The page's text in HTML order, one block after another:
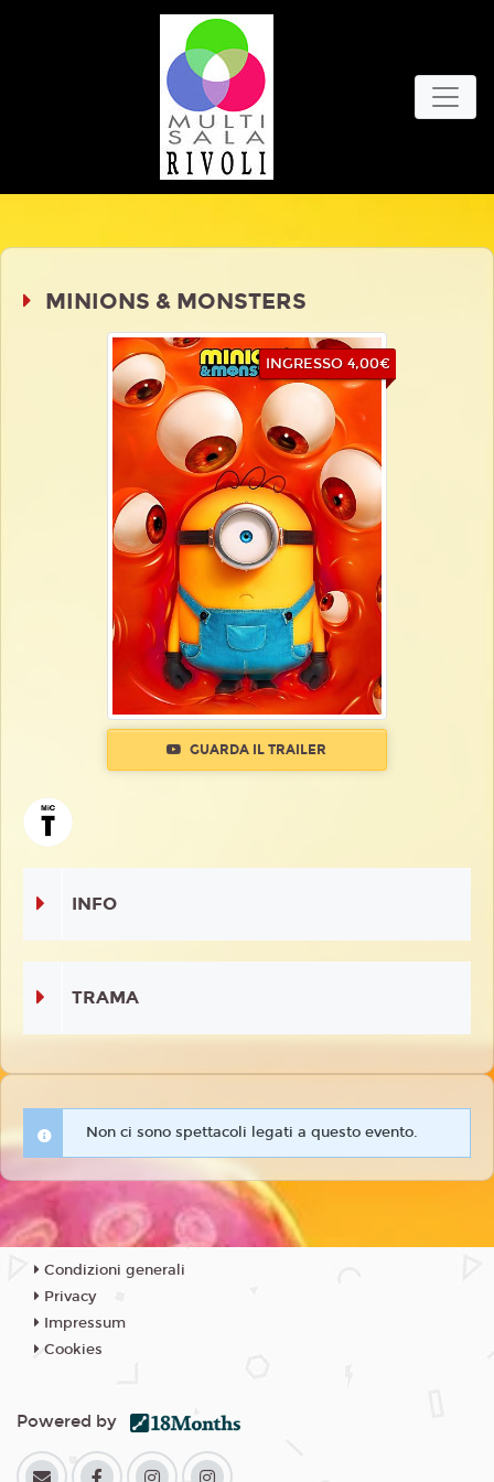
MINIONS & MONSTERS
INGRESSO 4,00€
GUARDA IL TRAILER
INFO
TRAMA
Non ci sono spettacoli legati a questo evento.
Condizioni generali
Privacy
Impressum
Cookies
Powered by